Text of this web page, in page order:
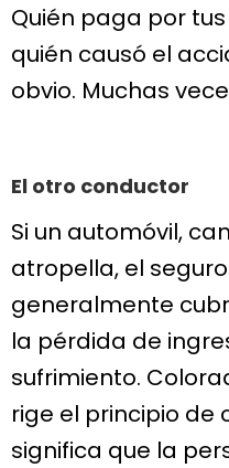
Quién paga por
quién causó el
obvio. Muchas
El otro conductor
Si un automóvil,
atropella, el
generalmente
la pérdida de
sufrimiento.
rige el principio de
significa que la